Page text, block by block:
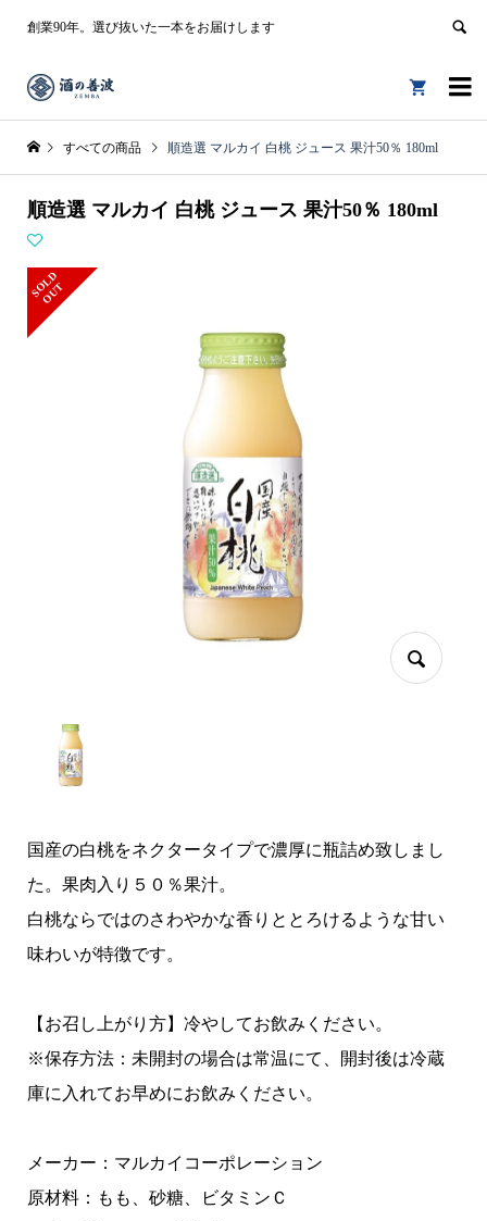
創業90年。選び抜いた一本をお届けします


すべての商品 順造選 マルカイ 白桃 ジュース 果汁50％ 180ml
順造選 マルカイ 白桃 ジュース 果汁50％ 180ml
S
O
L
D
O
U
T
国産の白桃をネクタータイプで濃厚に瓶詰め致しまし
た。果肉入り５０％果汁。
白桃ならではのさわやかな香りととろけるような甘い
味わいが特徴です。
【お召し上がり方】冷やしてお飲みください。
※保存方法：未開封の場合は常温にて、開封後は冷蔵
庫に入れてお早めにお飲みください。
メーカー：マルカイコーポレーション
原材料：もも、砂糖、ビタミンＣ